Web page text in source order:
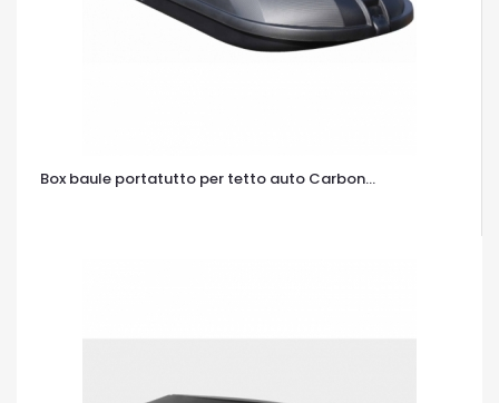
Box baule portatutto per tetto auto Carbon...